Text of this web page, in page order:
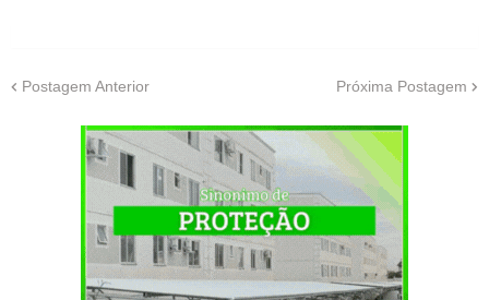
Postagem Anterior Próxima Postagem